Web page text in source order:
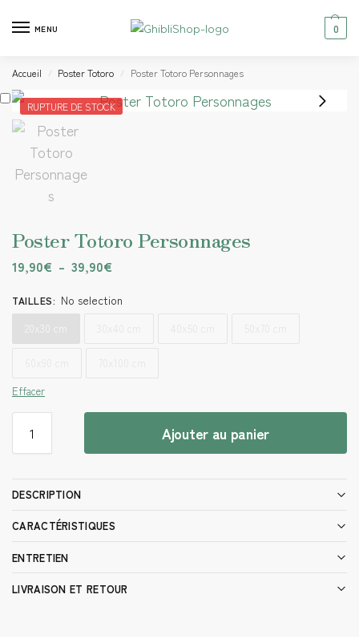
MENU 0
Accueil / Poster Totoro / Poster Totoro Personnages
RUPTURE DE STOCK
Poster Totoro Personnages
19,90€ – 39,90€
TAILLES: No selection
Effacer
Ajouter au panier
DESCRIPTION
CARACTÉRISTIQUES
ENTRETIEN
LIVRAISON ET RETOUR